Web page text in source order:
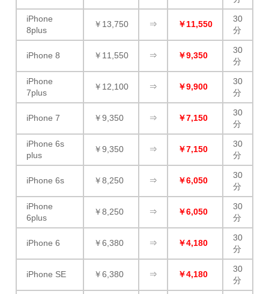
iPhone
8plus
￥13,750 ⇒ ￥11,550
30
分
iPhone 8 ￥11,550 ⇒ ￥9,350
30
分
iPhone
7plus
￥12,100 ⇒ ￥9,900
30
分
iPhone 7 ￥9,350 ⇒ ￥7,150
30
分
iPhone 6s
plus
￥9,350 ⇒ ￥7,150
30
分
iPhone 6s ￥8,250 ⇒ ￥6,050
30
分
iPhone
6plus
￥8,250 ⇒ ￥6,050
30
分
iPhone 6 ￥6,380 ⇒ ￥4,180
30
分
iPhone SE ￥6,380 ⇒ ￥4,180
30
分